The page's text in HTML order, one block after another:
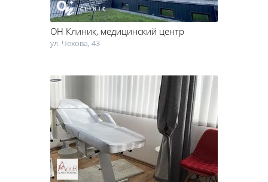
ОН Клиник, медицинский центр
ул. Чехова, 43